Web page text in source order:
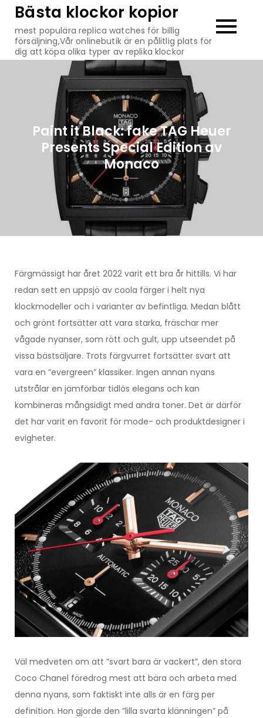
Hoppa
innehåll
Bästa klockor kopior
mest populära replica watches för billig
försäljning,Vår onlinebutik är en pålitlig plats för
dig att köpa olika typer av replika klockor
Paint it Black: fake TAG Heuer
Presents Special Edition av
Monaco
Färgmässigt har året 2022 varit ett bra år hittills. Vi har
redan sett en uppsjö av coola färger i helt nya
klockmodeller och i varianter av befintliga. Medan blått
och grönt fortsätter att vara starka, fräschar mer
vågade nyanser, som rött och gult, upp utseendet på
vissa bästsäljare. Trots färgvurret fortsätter svart att
vara en ”evergreen” klassiker. Ingen annan nyans
utstrålar en jämförbar tidlös elegans och kan
kombineras mångsidigt med andra toner. Det är därför
det har varit en favorit för mode- och produktdesigner i
evigheter.
Väl medveten om att ”svart bara är vackert”, den stora
Coco Chanel föredrog mest att bära och arbeta med
denna nyans, som faktiskt inte alls är en färg per
definition. Hon gjorde den ”lilla svarta klänningen” på